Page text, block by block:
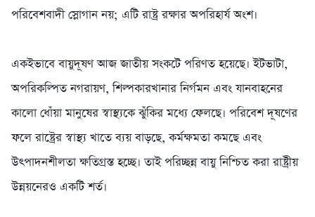
পরিবেশবাদী স্লোগান নয়; এটি রাষ্ট্র রক্ষার অপরিহার্য অংশ।
‎একইভাবে বায়ুদূষণ আজ জাতীয় সংকটে পরিণত হয়েছে। ইটভাটা,
অপরিকল্পিত নগরায়ণ, শিল্পকারখানার নির্গমন এবং যানবাহনের
কালো ধোঁয়া মানুষের স্বাস্থ্যকে ঝুঁকির মধ্যে ফেলছে। পরিবেশ দূষণের
ফলে রাষ্ট্রের স্বাস্থ্য খাতে ব্যয় বাড়ছে, কর্মক্ষমতা কমছে এবং
উৎপাদনশীলতা ক্ষতিগ্রস্ত হচ্ছে। তাই পরিচ্ছন্ন বায়ু নিশ্চিত করা রাষ্ট্রীয়
উন্নয়নেরও একটি শর্ত।